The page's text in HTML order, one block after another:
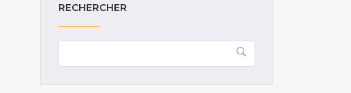
RECHERCHER